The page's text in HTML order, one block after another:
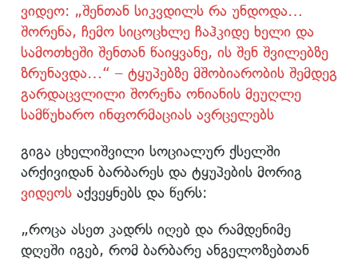
ვიდეო: „შენთან სიკვდილს რა უნდოდა…
შორენა, ჩემო სიცოცხლე ჩაჰკიდე ხელი და
სამოთხეში შენთან წაიყვანე, ის შენ შვილებზე
ზრუნავდა…“ – ტყუპებზე მშობიარობის შემდეგ
გარდაცვლილი შორენა ონიანის მეუღლე
სამწუხარო ინფორმაციას ავრცელებს
გიგა ცხელიშვილი სოციალურ ქსელში
არქივიდან ბარბარეს და ტყუპების მორიგ
ვიდეოს აქვეყნებს და წერს:
„როცა ასეთ კადრს იღებ და რამდენიმე
დღეში იგებ, რომ ბარბარე ანგელოზებთან